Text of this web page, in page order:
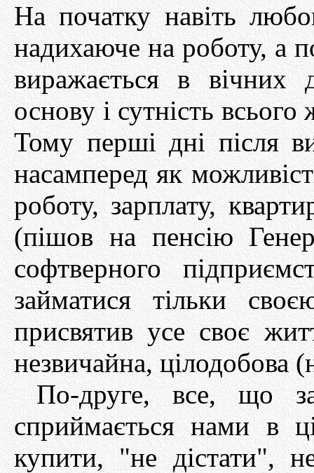
На початку навіть
надихаюче на роботу, а
виражається в
основу і сутність
Тому перші дні після
насамперед як
роботу, зарплату,
(пішов на пенсію
софтверного
займатися тільки
присвятив усе своє
незвичайна, цілодобова
По-друге, все, що
сприймається нами в
купити, "не дістати",